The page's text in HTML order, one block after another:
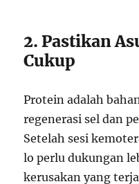
2. Pastikan
Cukup
Protein adalah
regenerasi sel dan
Setelah sesi
lo perlu dukungan
kerusakan yang